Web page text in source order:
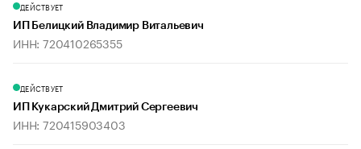
ДЕЙСТВУЕТ
ИП Белицкий Владимир Витальевич
ИНН: 720410265355
ДЕЙСТВУЕТ
ИП Кукарский Дмитрий Сергеевич
ИНН: 720415903403